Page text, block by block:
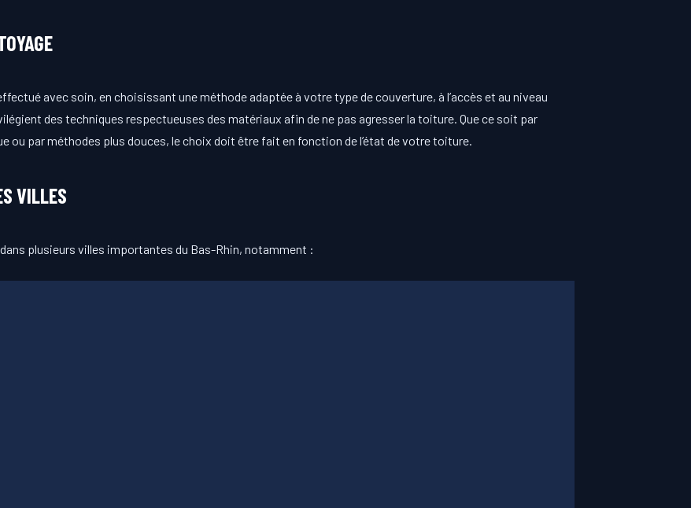
avec soin, en choisissant une méthode adaptée à votre type de couverture, à l’accès et au niveau
des techniques respectueuses des matériaux afin de ne pas agresser la toiture. Que ce soit par
ou par méthodes plus douces, le choix doit être fait en fonction de l’état de votre toiture.
VILLES
plusieurs villes importantes du Bas-Rhin, notamment :